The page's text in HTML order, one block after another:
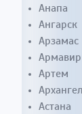
Анапа
Ангарск
Арзамас
Армавир
Артем
Астана